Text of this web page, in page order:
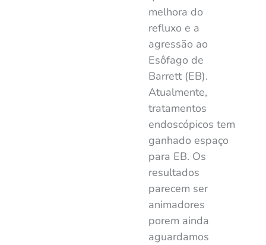
melhora do
refluxo e a
agressão ao
Esôfago de
Barrett (EB).
Atualmente,
tratamentos
endoscópicos tem
ganhado espaço
para EB. Os
resultados
parecem ser
animadores
porem ainda
aguardamos